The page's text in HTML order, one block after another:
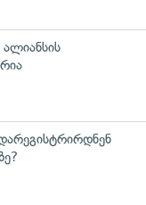
ალიანსის